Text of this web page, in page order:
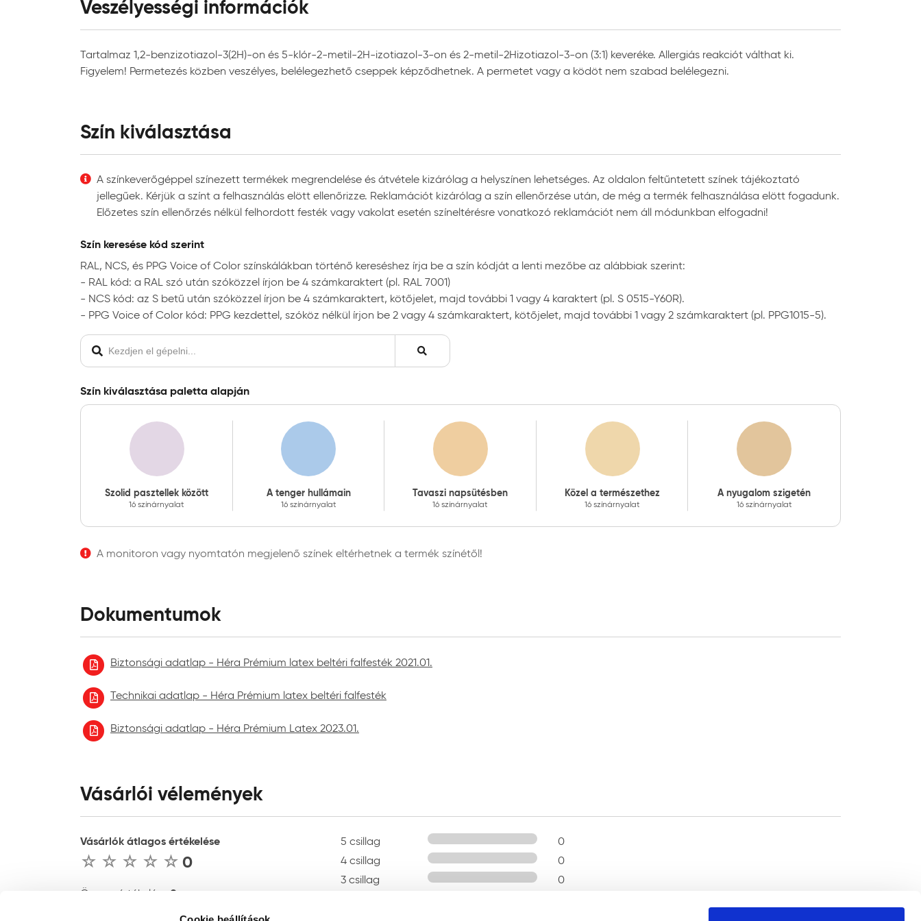
Matt felületekbe a száradási folyamat megindulása vagy a száradás után nem lehet visszajavítani, visszanyúlni. A felhordásnál ügyeljen a
megfelelő festékmennyiség felvitelére és az egyenletes eldolgozásra.
Alkalmazási terület:
beltéri falfelületek
Rétegek közötti száradási idő: 2 óra
Használatba vételi idő: 2 óra
Javasolt henger típusa:
Egyéb adatok
Tárolási mód:
Veszélyességi információk
Tartalmaz 1,2-benzizotiazol-3(2H)-on és 5-klór-2-metil-2H-izotiazol-3-on és 2-metil-2Hizotiazol-3-on (3:1) keveréke. Allergiás reakciót válthat ki.
Figyelem! Permetezés közben veszélyes, belélegezhető cseppek képződhetnek. A permetet vagy a ködöt nem szabad belélegezni.
Szín kiválasztása
A színkeverőgéppel színezett termékek megrendelése és átvétele kizárólag a helyszínen lehetséges. Az oldalon feltűntetett színek tájékoztató
jellegűek. Kérjük a színt a felhasználás elött ellenőrizze. Reklamációt kizárólag a szín ellenőrzése után, de még a termék felhasználása elött fogadunk.
Előzetes szín ellenőrzés nélkül felhordott festék vagy vakolat esetén színeltérésre vonatkozó reklamációt nem áll módunkban elfogadni!
Szín keresése kód szerint
RAL, NCS, és PPG Voice of Color színskálákban történő kereséshez írja be a szín kódját a lenti mezőbe az alábbiak szerint:
- RAL kód: a RAL szó után szóközzel írjon be 4 számkaraktert (pl. RAL 7001)
- NCS kód: az S betű után szóközzel írjon be 4 számkaraktert, kötőjelet, majd további 1 vagy 4 karaktert (pl. S 0515-Y60R).
- PPG Voice of Color kód: PPG kezdettel, szóköz nélkül írjon be 2 vagy 4 számkaraktert, kötőjelet, majd további 1 vagy 2 számkaraktert (pl. PPG1015-5).
Szín kiválasztása paletta alapján
Szolid pasztellek között
16 színárnyalat
A tenger hullámain
16 színárnyalat
Tavaszi napsütésben
16 színárnyalat
Közel a természethez
16 színárnyalat
A nyugalom szigetén
16 színárnyalat
A monitoron vagy nyomtatón megjelenő színek eltérhetnek a termék színétől!
Dokumentumok
Biztonsági adatlap - Héra Prémium latex beltéri falfesték 2021.01.
Technikai adatlap - Héra Prémium latex beltéri falfesték
Biztonsági adatlap - Héra Prémium Latex 2023.01.
Vásárlói vélemények
Vásárlók átlagos értékelése
0
Összes értékelés : 0
5 csillag
0
4 csillag
0
3 csillag
0